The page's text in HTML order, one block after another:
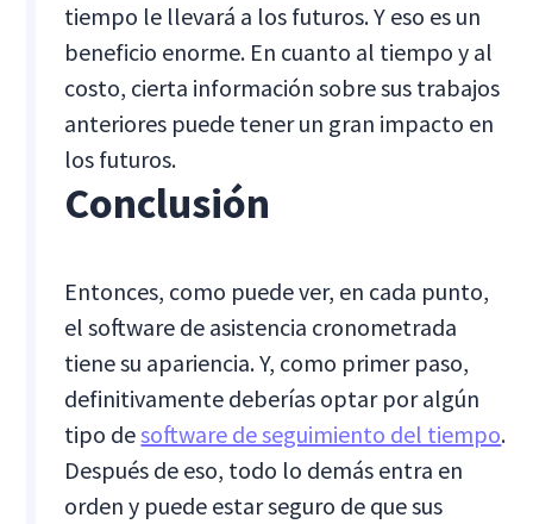
tiempo le llevará a los futuros. Y eso es un
beneficio enorme. En cuanto al tiempo y al
costo, cierta información sobre sus trabajos
anteriores puede tener un gran impacto en
los futuros.
Conclusión
Entonces, como puede ver, en cada punto,
el software de asistencia cronometrada
tiene su apariencia. Y, como primer paso,
definitivamente deberías optar por algún
tipo desoftware de seguimiento del tiempo.
Después de eso, todo lo demás entra en
orden y puede estar seguro de que sus